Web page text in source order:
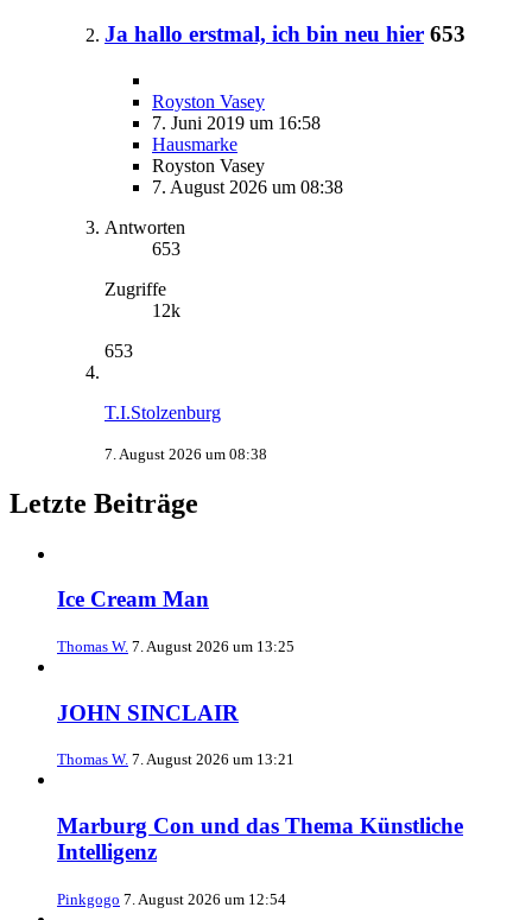
Ja hallo erstmal, ich bin neu hier 653
Royston Vasey
7. Juni 2019 um 16:58
Hausmarke
Royston Vasey
7. August 2026 um 08:38
Antworten
653
Zugriffe
12k
653
T.I.Stolzenburg
7. August 2026 um 08:38
Letzte Beiträge
Ice Cream Man
Thomas W. 7. August 2026 um 13:25
JOHN SINCLAIR
Thomas W. 7. August 2026 um 13:21
Marburg Con und das Thema Künstliche
Intelligenz
Pinkgogo 7. August 2026 um 12:54